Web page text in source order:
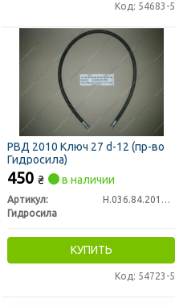
Код: 54683-5
РВД 2010 Ключ 27 d-12 (пр-во
Гидросила)
450 ₴ в наличии
Артикул:
Н.036.84.2010 1SN
Гидросила
КУПИТЬ
Код: 54723-5